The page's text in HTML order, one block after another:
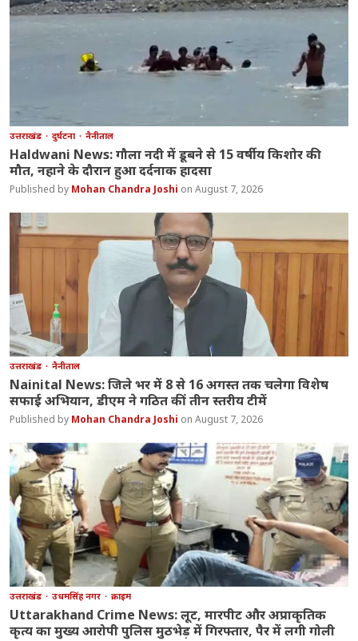
उत्तराखंड दुर्घटना नैनीताल
Haldwani News: गौला नदी में डूबने से 15 वर्षीय किशोर की
मौत, नहाने के दौरान हुआ दर्दनाक हादसा
Mohan Chandra Joshi August 7, 2026
उत्तराखंड नैनीताल
Nainital News: जिले भर में 8 से 16 अगस्त तक चलेगा विशेष
सफाई अभियान, डीएम ने गठित कीं तीन स्तरीय टीमें
Mohan Chandra Joshi August 7, 2026
उत्तराखंड उधमसिंह नगर क्राइम
Uttarakhand Crime News: लूट, मारपीट और अप्राकृतिक
कृत्य का मुख्य आरोपी पुलिस मुठभेड़ में गिरफ्तार, पैर में लगी गोली